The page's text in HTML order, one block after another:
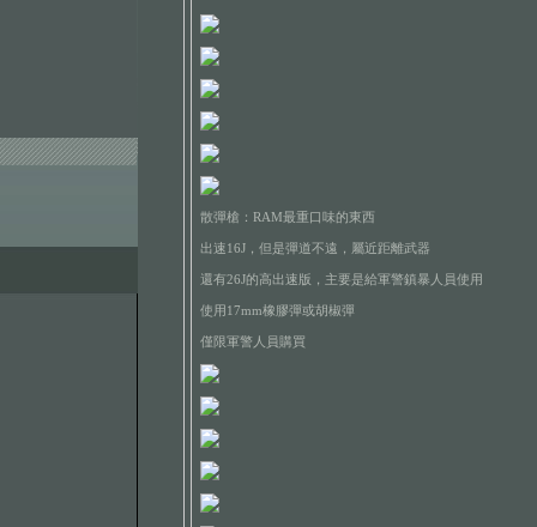
散彈槍：RAM最重口味的東西
出速16J，但是彈道不遠，屬近距離武器
還有26J的高出速版，主要是給軍警鎮暴人員使用
使用17mm橡膠彈或胡椒彈
僅限軍警人員購買